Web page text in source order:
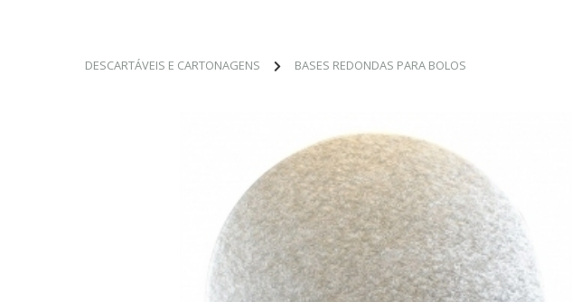
DESCARTÁVEIS E CARTONAGENS BASES REDONDAS PARA BOLOS